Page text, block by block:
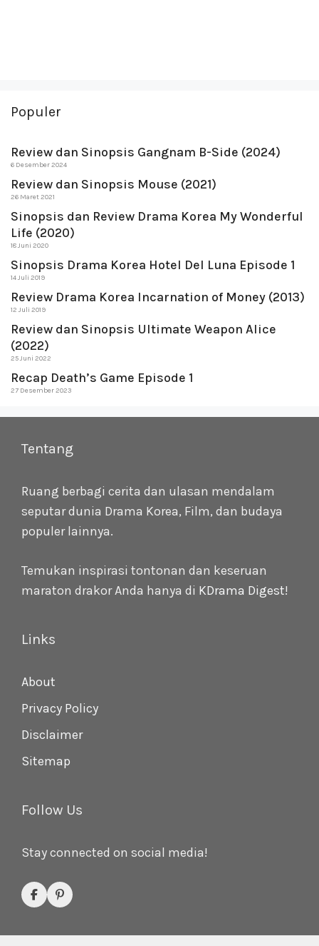
Populer
Review dan Sinopsis Gangnam B-Side (2024)
6 Desember 2024
Review dan Sinopsis Mouse (2021)
26 Maret 2021
Sinopsis dan Review Drama Korea My Wonderful
Life (2020)
18 Juni 2020
Sinopsis Drama Korea Hotel Del Luna Episode 1
14 Juli 2019
Review Drama Korea Incarnation of Money (2013)
12 Juli 2019
Review dan Sinopsis Ultimate Weapon Alice
(2022)
25 Juni 2022
Recap Death’s Game Episode 1
27 Desember 2023
Tentang
Ruang berbagi cerita dan ulasan mendalam
seputar dunia Drama Korea, Film, dan budaya
populer lainnya.
Temukan inspirasi tontonan dan keseruan
maraton drakor Anda hanya di KDrama Digest!
Links
About
Privacy Policy
Disclaimer
Sitemap
Follow Us
Stay connected on social media!